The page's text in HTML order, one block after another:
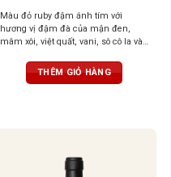
Màu đỏ ruby đậm ánh tím với
hương vị đậm đà của mận đen,
mâm xôi, việt quất, vani, sô cô la và
với vị chát mềm mại và dư vị trái
cây khô kéo dài
THÊM GIỎ HÀNG